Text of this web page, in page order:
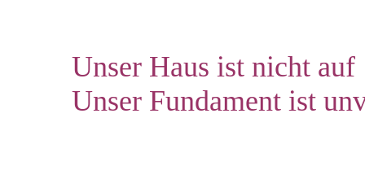
Unser Haus ist nicht
Unser Fundament ist